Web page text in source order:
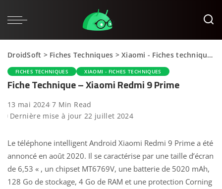
DroidSoft > Fiches Techniques >Xiaomi - Fiches techniques
FICHES TECHNIQUES XIAOMI - FICHES TECHNIQUES
Fiche Technique – Xiaomi Redmi 9 Prime
13 mai 2024 7 Min Read
Dernière mise à jour 22 juillet 2024
Le téléphone intelligent Android Xiaomi Redmi 9 Prime a été
annoncé en août 2020. Il se caractérise par une taille d’écran
de 6,53 « , un chipset MT6769V, une batterie de 5020 mAh,
128 Go de stockage, 4 Go de RAM et une protection Corning